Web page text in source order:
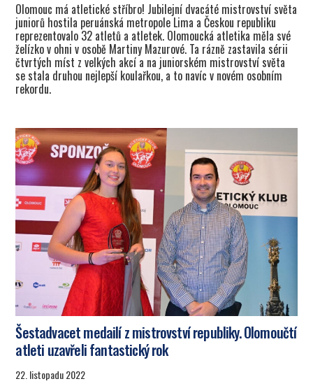
Olomouc má atletické stříbro! Jubilejní dvacáté mistrovství světa
juniorů hostila peruánská metropole Lima a Českou republiku
reprezentovalo 32 atletů a atletek. Olomoucká atletika měla své
želízko v ohni v osobě Martiny Mazurové. Ta rázně zastavila sérii
čtvrtých míst z velkých akcí a na juniorském mistrovství světa
se stala druhou nejlepší koulařkou, a to navíc v novém osobním
rekordu.
Šestadvacet medailí z mistrovství republiky. Olomoučtí
atleti uzavřeli fantastický rok
22. listopadu 2022